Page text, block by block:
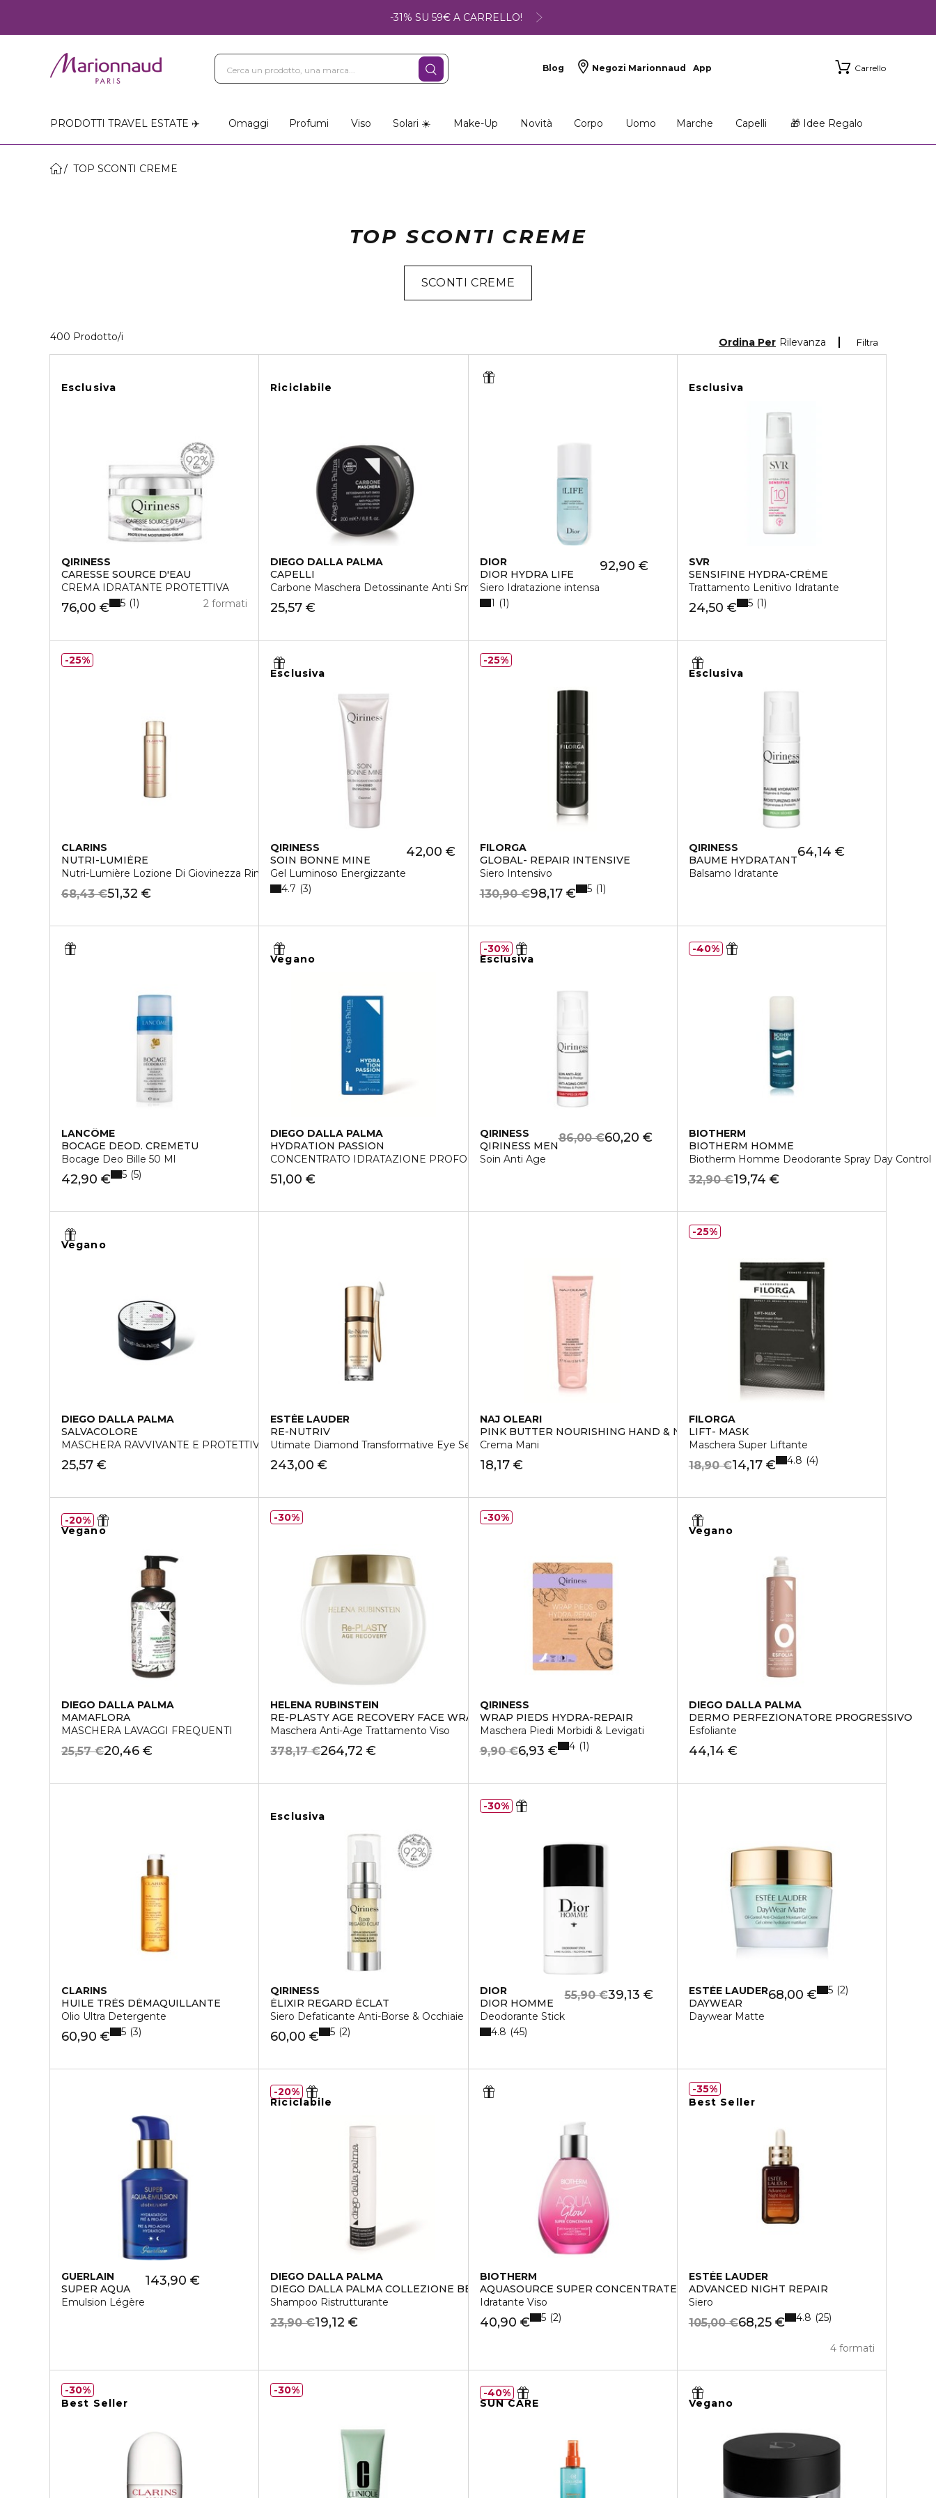
-31% SU 59€ A CARRELLO!
Blog Negozi Marionnaud App Carrello
PRODOTTI TRAVEL ESTATE ✈️ Omaggi Profumi Viso Solari ☀️ Make-Up Novità Corpo Uomo Marche Capelli 🎁 Idee Regalo
TOP SCONTI CREME
TOP SCONTI CREME
SCONTI CREME
400 Prodotto/i Filtra
Ordina Per Rilevanza
Esclusiva
QIRINESS
CARESSE SOURCE D'EAU
CREMA IDRATANTE PROTETTIVA
76,00 € 2 formati
5 1
Riciclabile
DIEGO DALLA PALMA
CAPELLI
Carbone Maschera Detossinante Anti Smog
25,57 €
DIOR
DIOR HYDRA LIFE
Siero Idratazione intensa
92,90 €
1 1
Esclusiva
SVR
SENSIFINE HYDRA-CRÈME
Trattamento Lenitivo Idratante
24,50 € 5 1
CLARINS
NUTRI-LUMIÈRE
Nutri-Lumière Lozione Di Giovinezza Rinnovatrice
51,32 €
68,43 €
25%
Esclusiva
QIRINESS
SOIN BONNE MINE
Gel Luminoso Energizzante
42,00 €
4.7 3
FILORGA
GLOBAL- REPAIR INTENSIVE
Siero Intensivo
98,17 €
130,90 € 5 1
25%
Esclusiva
QIRINESS
BAUME HYDRATANT
Balsamo Idratante
64,14 €
LANCÔME
BOCAGE DEOD. CREMETU
Bocage Deo Bille 50 Ml
42,90 € 5 5
Vegano
DIEGO DALLA PALMA
HYDRATION PASSION
CONCENTRATO IDRATAZIONE PROFONDA
51,00 €
Esclusiva
QIRINESS
QIRINESS MEN
Soin Anti Age
60,20 €
86,00 €
30%
BIOTHERM
BIOTHERM HOMME
Biotherm Homme Deodorante Spray Day Control
19,74 €
32,90 €
40%
Vegano
DIEGO DALLA PALMA
SALVACOLORE
MASCHERA RAVVIVANTE E PROTETTIVA
25,57 €
ESTÉE LAUDER
RE-NUTRIV
Utimate Diamond Transformative Eye Serum
243,00 €
NAJ OLEARI
PINK BUTTER NOURISHING HAND & NAIL CREAM
Crema Mani
18,17 €
FILORGA
LIFT- MASK
Maschera Super Liftante
14,17 €
18,90 € 4.8 4
25%
Vegano
DIEGO DALLA PALMA
MAMAFLORA
MASCHERA LAVAGGI FREQUENTI
20,46 €
25,57 €
20%
HELENA RUBINSTEIN
RE-PLASTY AGE RECOVERY FACE WRAP
Maschera Anti-Age Trattamento Viso
264,72 €
378,17 €
30%
QIRINESS
WRAP PIEDS HYDRA-REPAIR
Maschera Piedi Morbidi & Levigati
6,93 €
9,90 € 4 1
30%
Vegano
DIEGO DALLA PALMA
DERMO PERFEZIONATORE PROGRESSIVO
Esfoliante
44,14 €
CLARINS
HUILE TRÈS DÉMAQUILLANTE
Olio Ultra Detergente
60,90 € 5 3
Esclusiva
QIRINESS
ÉLIXIR REGARD ÉCLAT
Siero Defaticante Anti-Borse & Occhiaie
60,00 € 5 2
DIOR
DIOR HOMME
Deodorante Stick
39,13 €
55,90 €
4.8 45
30%
ESTÉE LAUDER
DAYWEAR
Daywear Matte
68,00 € 5 2
GUERLAIN
SUPER AQUA
Emulsion Légère
143,90 €
Riciclabile
DIEGO DALLA PALMA
DIEGO DALLA PALMA COLLEZIONE BELLEZZA
Shampoo Ristrutturante
19,12 €
23,90 €
20%
BIOTHERM
AQUASOURCE SUPER CONCENTRATES GLOW
Idratante Viso
40,90 € 5 2
Best Seller
ESTÉE LAUDER
ADVANCED NIGHT REPAIR
Siero
68,25 €
105,00 €
4 formati
4.8 25
35%
Best Seller
30%
30%
SUN CARE
40%
Vegano